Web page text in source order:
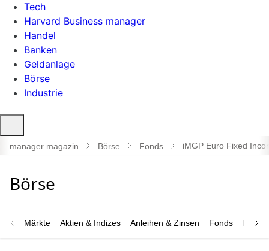
Tech
Harvard Business manager
Handel
Banken
Geldanlage
Börse
Industrie
öffnen
manager magazin Börse Fonds iMGP Euro Fixed
Märkte Aktien & Indizes Anleihen & Zinsen Fonds